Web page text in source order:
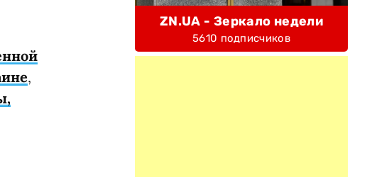
,
ZN.UA - Зеркало недели
5610 подписчиков